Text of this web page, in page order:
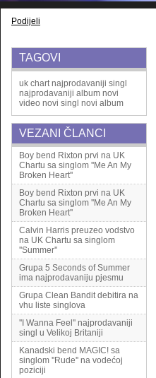
Podijeli
TAGOVI
uk chart najprodavaniji singl
najprodavaniji album novi
video novi singl novi album
VEZANI ČLANCI
Boy bend Rixton prvi na UK
Chartu sa singlom ''Me An My
Broken Heart''
Boy bend Rixton prvi na UK
Chartu sa singlom ''Me An My
Broken Heart''
Calvin Harris preuzeo vodstvo
na UK Chartu sa singlom
''Summer''
Grupa 5 Seconds of Summer
ima najprodavaniju pjesmu
Grupa Clean Bandit debitira na
vhu liste singlova
''I Wanna Feel'' najprodavaniji
singl u Velikoj Britaniji
Kanadski bend MAGIC! sa
singlom ''Rude'' na vodećoj
poziciji